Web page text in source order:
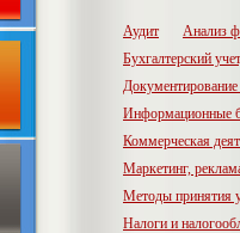
Аудит
Анализ
Бухгалтерский
Документирование
Информационные
Коммерческая
Маркетинг,
Методы принятия
Налоги и